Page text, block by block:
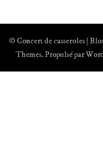
© Concert de casseroles |
Themes. Propulsé par